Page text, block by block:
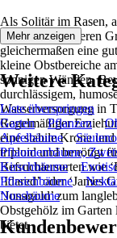
Als Solitär im Rasen,
oder in der lockeren
gleichermaßen eine
kleine Obstbereiche
sonnigen Wänden.
durchlässigem,
Wasserversorgung in
Regelmäßiger
eine stabile Krone
triploid und benötigt
Befruchtersorten wie
‘Idared’ oder
‘Jonagold’ zum
Obstgehölz im Garten
bietet.
Mehr anzeigen
Weitere
Liste überspringen
Garten
Pflanzen
Apfelbäume
Pflaumenbäume,
Kirschbäume
Pfirsichbäume
Nussbäume